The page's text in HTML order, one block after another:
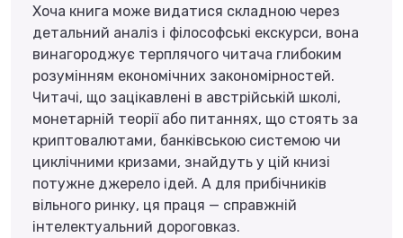
Хоча книга може видатися складною через
детальний аналіз і філософські екскурси, вона
винагороджує терплячого читача глибоким
розумінням економічних закономірностей.
Читачі, що зацікавлені в австрійській школі,
монетарній теорії або питаннях, що стоять за
криптовалютами, банківською системою чи
циклічними кризами, знайдуть у цій книзі
потужне джерело ідей. А для прибічників
вільного ринку, ця праця — справжній
інтелектуальний дороговказ.